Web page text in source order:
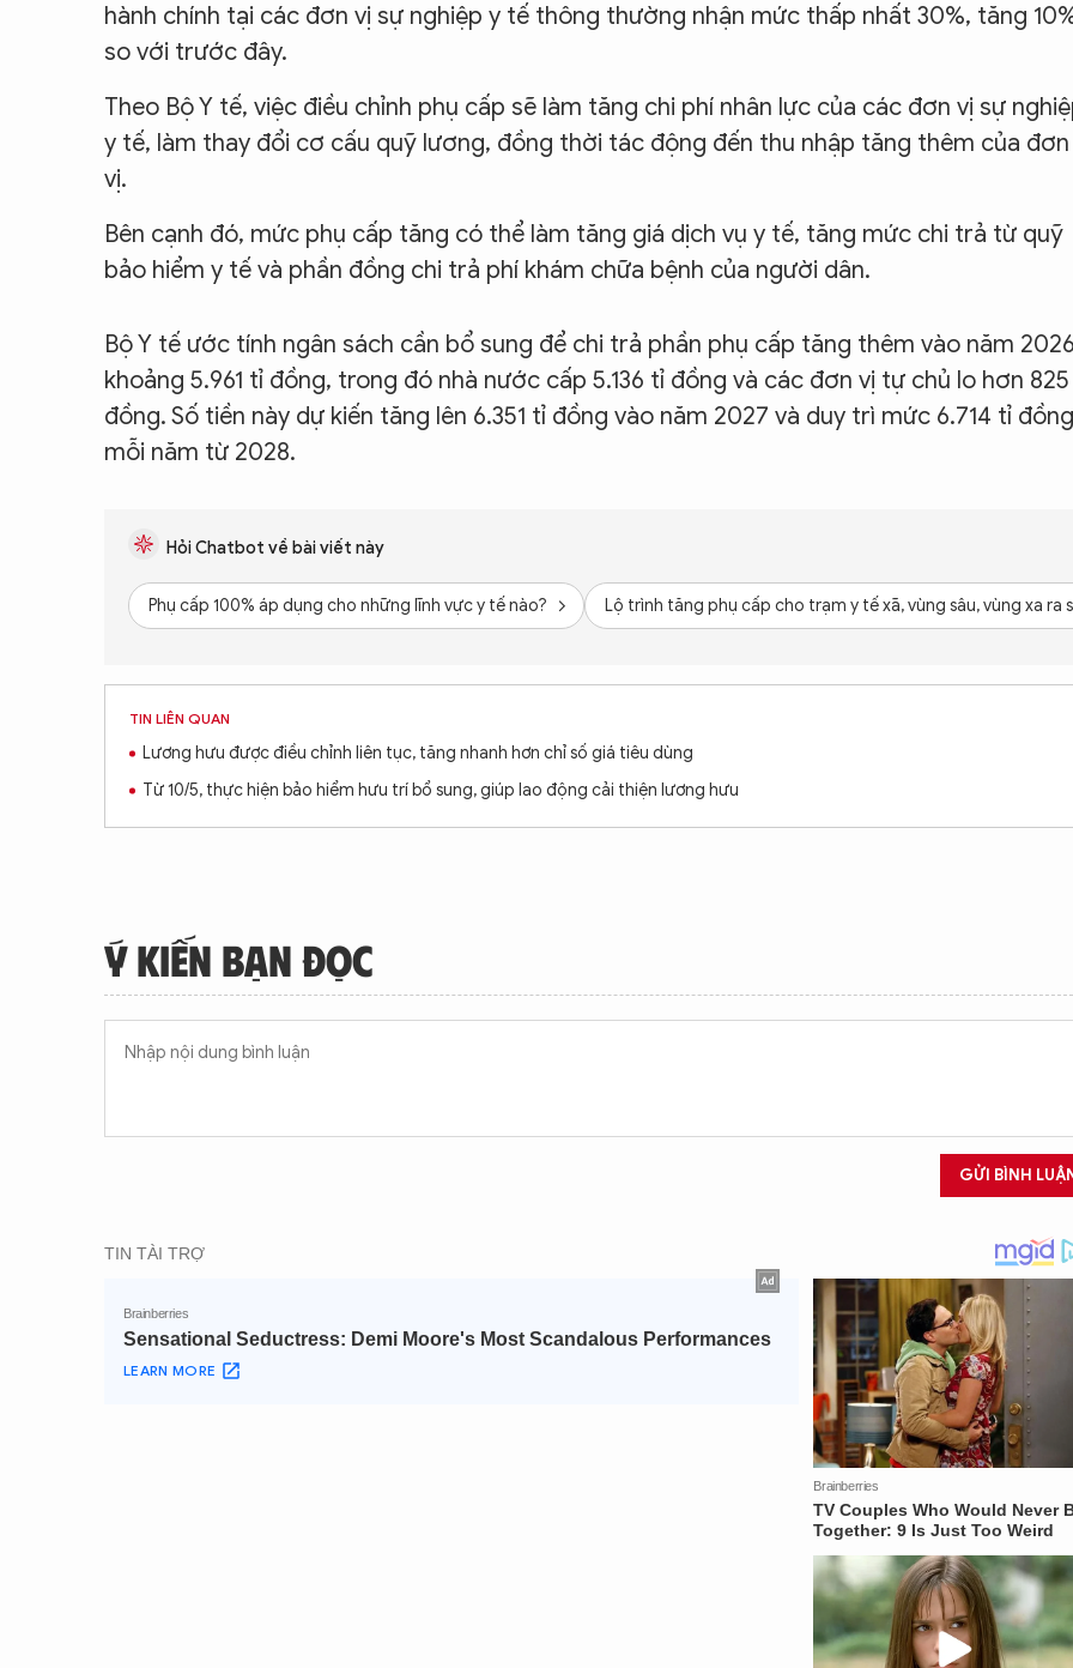
hành chính tại các đơn vị sự nghiệp y tế thông thường nhận mức thấp nhất 30%, tăng
so với trước đây.
Theo Bộ Y tế, việc điều chỉnh phụ cấp sẽ làm tăng chi phí nhân lực của các đơn vị sự
y tế, làm thay đổi cơ cấu quỹ lương, đồng thời tác động đến thu nhập tăng thêm của đơn
vị.
Bên cạnh đó, mức phụ cấp tăng có thể làm tăng giá dịch vụ y tế, tăng mức chi trả từ quỹ
bảo hiểm y tế và phần đồng chi trả phí khám chữa bệnh của người dân.
Bộ Y tế ước tính ngân sách cần bổ sung để chi trả phần phụ cấp tăng thêm vào năm
khoảng 5.961 tỉ đồng, trong đó nhà nước cấp 5.136 tỉ đồng và các đơn vị tự chủ lo hơn
đồng. Số tiền này dự kiến tăng lên 6.351 tỉ đồng vào năm 2027 và duy trì mức 6.714 tỉ đồng
mỗi năm từ 2028.
Hỏi Chatbot về bài viết này
Phụ cấp 100% áp dụng cho những lĩnh vực y tế nào? Lộ trình tăng phụ cấp cho trạm y tế xã, vùng sâu, vùng xa ra
TIN LIÊN QUAN
Lương hưu được điều chỉnh liên tục, tăng nhanh hơn chỉ số giá tiêu dùng
Từ 10/5, thực hiện bảo hiểm hưu trí bổ sung, giúp lao động cải thiện lương hưu
Ý KIẾN BẠN ĐỌC
GỬI BÌNH